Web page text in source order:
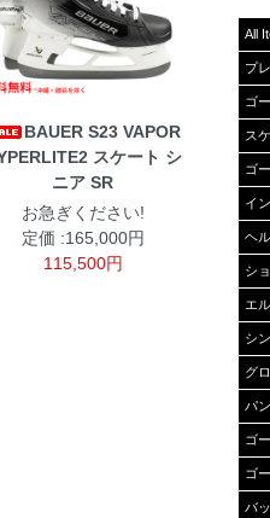
BAUER S23 VAPOR
スケート シ
ニア SR
お急ぎください!
定価 :165,000円
115,500円
All
プ
ゴ
ス
ゴ
イ
ヘ
シ
エ
シ
グ
パ
ゴ
ゴ
バ